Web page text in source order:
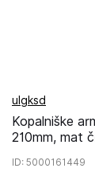
ulgksd
Kopalniške
210mm, mat
ID: 5000161449